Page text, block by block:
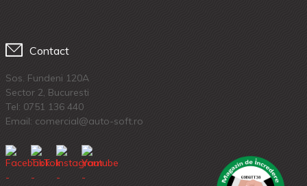
Contact
Sos. Fundeni 120A
Sector 2, Bucuresti
Tel: 0751 136 440
Email: comercial@auto-soft.ro